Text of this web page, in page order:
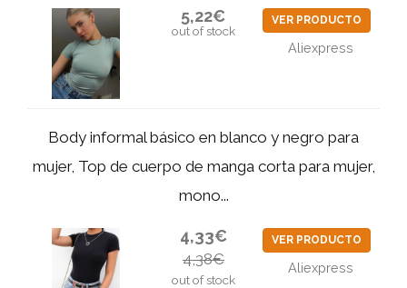
5,22€
out of stock
VER PRODUCTO
Aliexpress
Body informal básico en blanco y negro para
mujer, Top de cuerpo de manga corta para mujer,
mono...
4,33€
4,38€
out of stock
VER PRODUCTO
Aliexpress